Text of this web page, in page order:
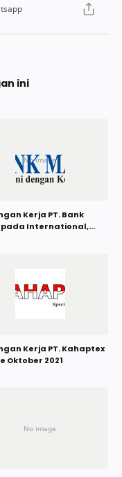
ini
Kerja PT. Bank
International,
Kerja PT. Kahaptex
Oktober 2021